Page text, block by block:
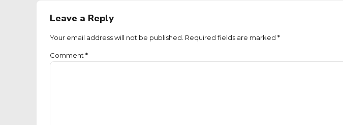
Leave a Reply
Your email address will not be published. Required fields are marked *
Comment *